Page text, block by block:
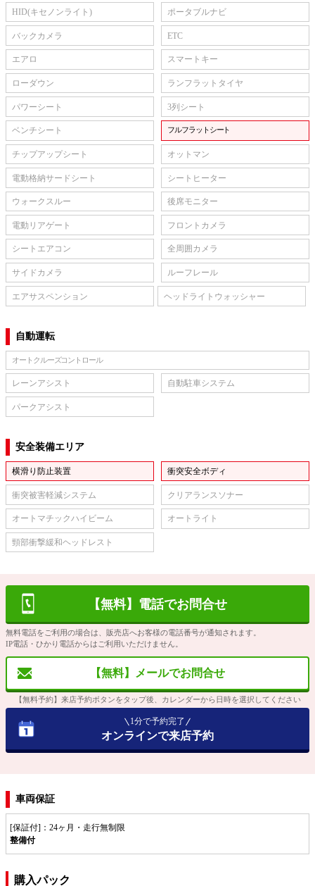
HID(キセノンライト) ポータブルナビ
バックカメラ ETC
エアロ スマートキー
ローダウン ランフラットタイヤ
パワーシート 3列シート
ベンチシート フルフラットシート
チップアップシート オットマン
電動格納サードシート シートヒーター
ウォークスルー 後席モニター
電動リアゲート フロントカメラ
シートエアコン 全周囲カメラ
サイドカメラ ルーフレール
エアサスペンション ヘッドライトウォッシャー
自動運転
オートクルーズコントロール
レーンアシスト 自動駐車システム
パークアシスト
安全装備エリア
横滑り防止装置 衝突安全ボディ
衝突被害軽減システム クリアランスソナー
オートマチックハイビーム オートライト
頸部衝撃緩和ヘッドレスト
【無料】電話でお問合せ
無料電話をご利用の場合は、販売店へお客様の電話番号が通知されます。
IP電話・ひかり電話からはご利用いただけません。
【無料】メールでお問合せ
【無料予約】来店予約ボタンをタップ後、カレンダーから日時を選択してください
1分で予約完了
オンラインで来店予約
車両保証
[保証付]：24ヶ月・走行無制限
整備付
購入パック